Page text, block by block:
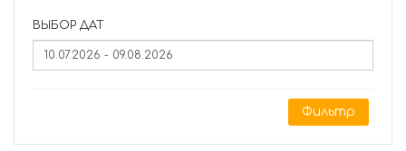
ВЫБОР ДАТ
Фильтр